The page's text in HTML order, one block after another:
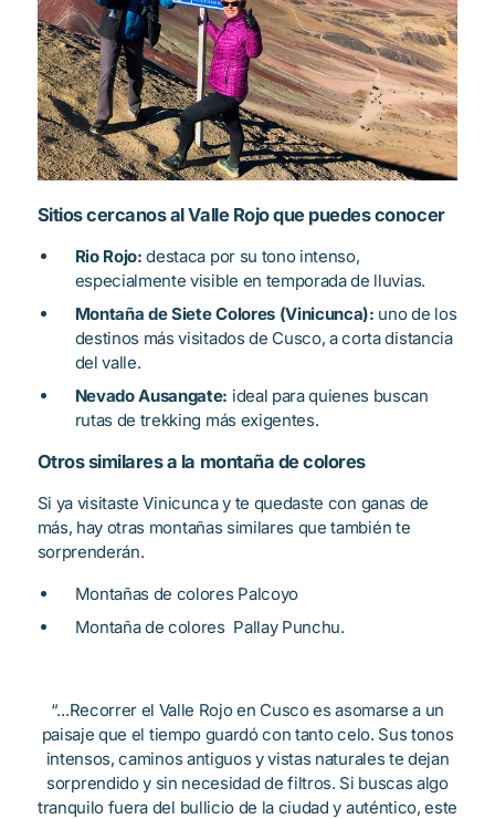
Sitios cercanos al Valle Rojo que puedes conocer
Rio Rojo: destaca por su tono intenso,
especialmente visible en temporada de lluvias.
Montaña de Siete Colores (Vinicunca): uno de los
destinos más visitados de Cusco, a corta distancia
del valle.
Nevado Ausangate: ideal para quienes buscan
rutas de trekking más exigentes.
Otros similares a la montaña de colores
Si ya visitaste Vinicunca y te quedaste con ganas de
más, hay otras montañas similares que también te
sorprenderán.
Montañas de colores Palcoyo
Montaña de colores Pallay Punchu.
“...Recorrer el Valle Rojo en Cusco es asomarse a un
paisaje que el tiempo guardó con tanto celo. Sus tonos
intensos, caminos antiguos y vistas naturales te dejan
sorprendido y sin necesidad de filtros. Si buscas algo
tranquilo fuera del bullicio de la ciudad y auténtico, este